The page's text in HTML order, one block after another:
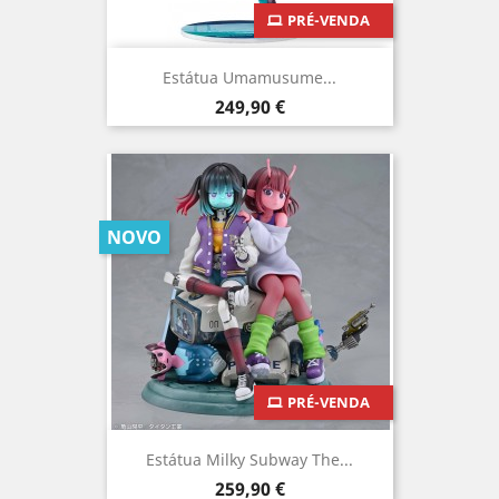
Estátua Umamusume...
Preço
249,90 €
PRÉ-VENDA
Estátua Milky Subway The...
Preço
259,90 €
PRÉ-VENDA
NOVO